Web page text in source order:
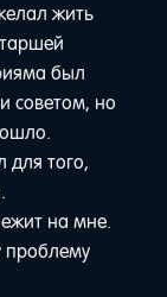
жить
был
советом, но
для того,
на мне.
проблему